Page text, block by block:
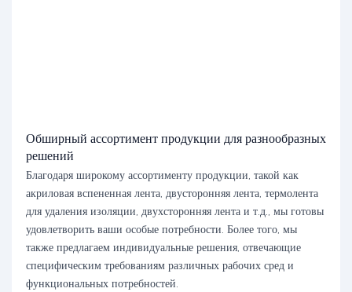
Обширный ассортимент продукции для разнообразных
решений
Благодаря широкому ассортименту продукции, такой как
акриловая вспененная лента, двусторонняя лента, термолента
для удаления изоляции, двухсторонняя лента и т.д., мы готовы
удовлетворить ваши особые потребности. Более того, мы
также предлагаем индивидуальные решения, отвечающие
специфическим требованиям различных рабочих сред и
функциональных потребностей.